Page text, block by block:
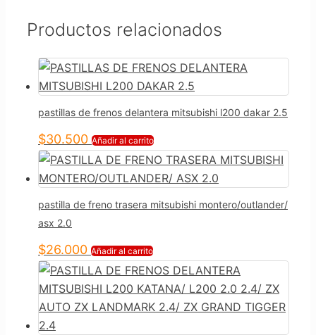
Productos relacionados
pastillas de frenos delantera mitsubishi l200 dakar 2.5
$30.500 Añadir al carrito
pastilla de freno trasera mitsubishi montero/outlander/
asx 2.0
$26.000 Añadir al carrito